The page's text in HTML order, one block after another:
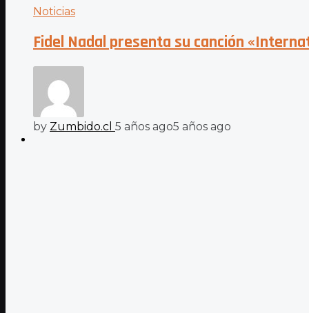
Noticias
Fidel Nadal presenta su canción
by Zumbido.cl 5 años ago5 años ago